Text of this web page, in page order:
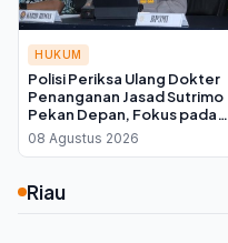
HUKUM
Polisi Periksa Ulang Dokter
Penanganan Jasad Sutrimo
Pekan Depan, Fokus pada
Kondisi Korban
08 Agustus 2026
Riau